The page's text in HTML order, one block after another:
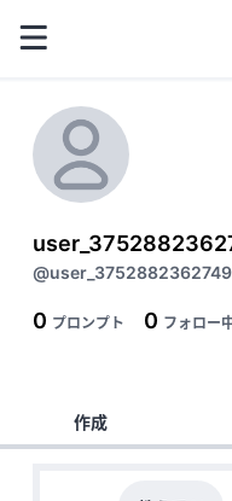
0 プロンプト 0 フォロー
作成